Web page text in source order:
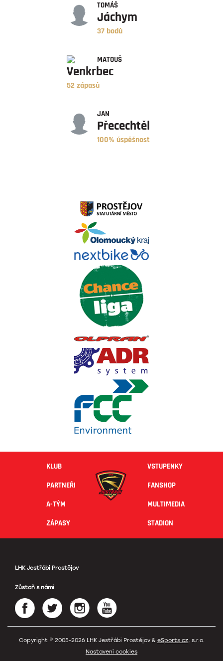
TOMÁŠ
Jáchym
37 bodů
MATOUŠ
Venkrbec
52 zápasů
JAN
Přecechtěl
100% úspěšnost
KLUB
PARTNEŘI
A-TÝM
ZÁPASY
VSTUPENKY
FANSHOP
MULTIMEDIA
STADION
LHK Jestřábi Prostějov
Zůstaň s námi
Copyright © 2005-2026 LHK Jestřábi Prostějov & eSports.cz, s.r.o.
Nastavení cookies